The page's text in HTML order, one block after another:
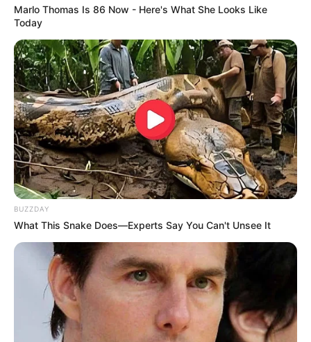
Marlo Thomas Is 86 Now - Here's What She Looks Like
Today
BUZZDAY
What This Snake Does—Experts Say You Can't Unsee It